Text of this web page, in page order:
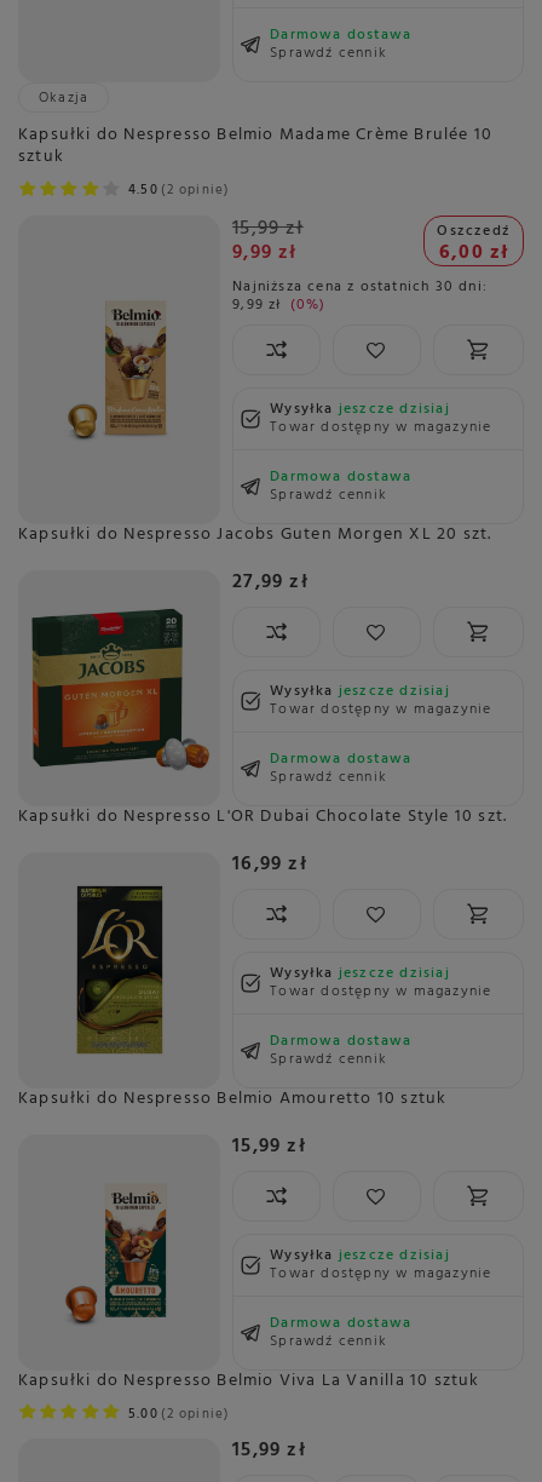
Darmowa dostawa
Sprawdź cennik
Okazja
Kapsułki do Nespresso Belmio Madame Crème Brulée 10
sztuk
4.50 2 opinie
15,99 zł
9,99 zł
Oszczedź
6,00 zł
Najniższa cena z ostatnich 30 dni:
9,99 zł 0%
Wysyłkajeszcze dzisiaj
Towar dostępny w magazynie
Darmowa dostawa
Sprawdź cennik
Kapsułki do Nespresso Jacobs Guten Morgen XL 20 szt.
27,99 zł
Wysyłkajeszcze dzisiaj
Towar dostępny w magazynie
Darmowa dostawa
Sprawdź cennik
Kapsułki do Nespresso L'OR Dubai Chocolate Style 10 szt.
16,99 zł
Wysyłkajeszcze dzisiaj
Towar dostępny w magazynie
Darmowa dostawa
Sprawdź cennik
Kapsułki do Nespresso Belmio Amouretto 10 sztuk
15,99 zł
Wysyłkajeszcze dzisiaj
Towar dostępny w magazynie
Darmowa dostawa
Sprawdź cennik
Kapsułki do Nespresso Belmio Viva La Vanilla 10 sztuk
5.00 2 opinie
15,99 zł